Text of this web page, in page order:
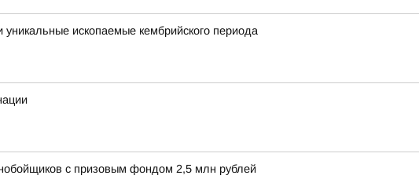
ископаемые кембрийского периода
с призовым фондом 2,5 млн рублей